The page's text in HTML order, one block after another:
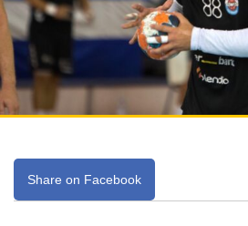
Share on Facebook